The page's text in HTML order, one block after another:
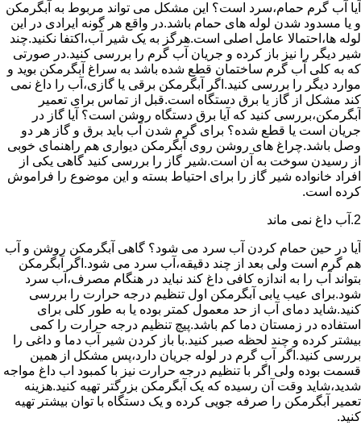
آیا آب گرم حمام،سرد است؟ این مشکل می تواند مربوط به آبگرمکن
و یا مسدود شدن لوله های حمام باشد.در واقع هر گونه ایرادی در این
لوله ها،احتمالا عامل اصلی است.هرگز به یک شیر آب،اکتفا نکنید.چند
شیر دیگر را نیز باز کرده و جریان آب گرم را بررسی کنید.در صورتی
که به کلی آب گرم ساختمان قطع شده باشد به سراغ آبگرمکن بوید و
موارد دیگر را بررسی کنید.اگر آبگرمکن برقی یا گازی،آب را داغ نمی
کند مشکل از گاز یا برق دستگاه است.قبل از تماس برای تعمیر
آبگرمکن،بررسی کنید که آیا برق دستگاه روشن است؟ آیا گاز در
جریان است یا قطع شده؟ برای گرم شدن آب باید برق و گاز هر دو
وصل باشد.چراغ های روشن روی آبگرمکن دیواری هم راهنمای خوبی
از رسیدن سوخت به آن است.شیر گاز را بررسی کنید گاهی یکی از
افراد خانواده شیر گاز را برای احتیاط بسته و این موضوع را فراموش
کرده است.
2.آب داغ نمی ماند
آیا در حین حمام کردن آب سرد می شود؟ گاهی آبگرمکن روشن و آب
هم گرم است ولی بعد از چند دقیقه،آب سرد می شود.اگر آبگرمکن
بتواند آب را به اندازه کافی داغ کند نباید در هنگام مصرف،آب سرد
شود.برای عیب یابی آبگرمکن اول تنظیم درجه حرارت را بررسی
کنید.شاید دمای آب از حد معمول کمتر بوده یا به طور کلی برای
استفاده در زمستان دما کم باشد.پیچ تنظیم درجه حرارت را کمی
بیشتر کرده و چند لحظه صبر کنید.با باز کردن شیر آب دما و داغی را
بررسی کنید.اگر آب گرم در لوله جریان دارد،پس مشکل از همین
قسمت بوده ولی اگر با تنظیم درجه حرارت نیز با کمبود اب داغ مواجه
شدید،شاید وقت آن رسیده که یک آبگرمکن بزرگتر تهیه کنید.هزینه
تعمیر آبگرمکن را صرفه جویی کرده و یک دستگاه با توان بیشتر تهیه
کنید.